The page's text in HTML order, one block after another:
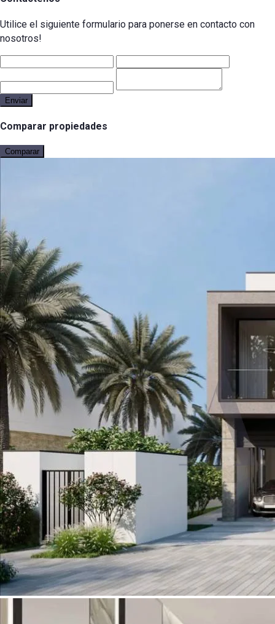
Utilice el siguiente formulario para ponerse en contacto con
nosotros!
Enviar
Comparar propiedades
Comparar